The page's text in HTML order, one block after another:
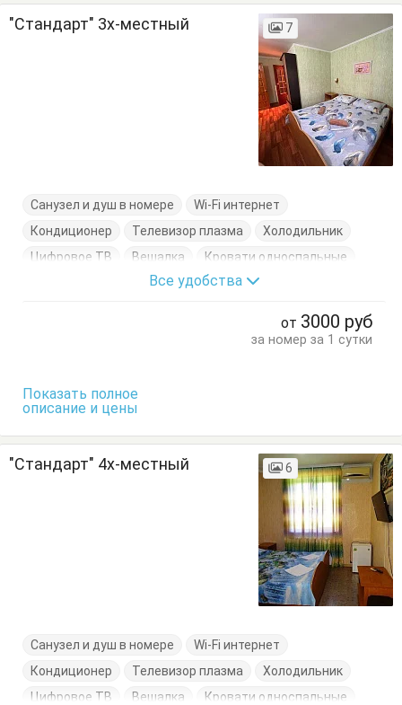
"Стандарт" 3х-местный 7
Санузел и душ в номере
Wi-Fi интернет
Кондиционер
Телевизор плазма
Холодильник
Цифровое ТВ
Вешалка
Кровати односпальные
Кровать двуспальная
Стол Тумбочки
Все удобства
от 3000 руб
за номер за 1 сутки
Показать полное
описание и цены
"Стандарт" 4х-местный 6
Санузел и душ в номере
Wi-Fi интернет
Кондиционер
Телевизор плазма
Холодильник
Цифровое ТВ
Вешалка
Кровати односпальные